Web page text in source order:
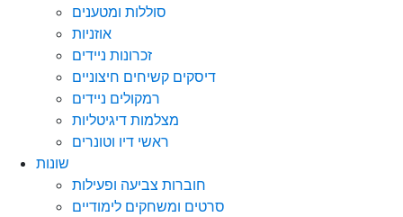
סוללות ומטענים
אוזניות
זכרונות ניידים
דיסקים קשיחים חיצוניים
רמקולים ניידים
מצלמות דיגיטליות
ראשי דיו וטונרים
שונות
חוברות צביעה ופעילות
סרטים ומשחקים לימודיים